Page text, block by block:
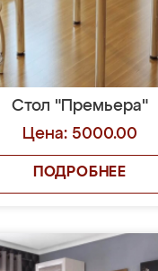
Стол "Премьера"
Цена: 5000.00
ПОДРОБНЕЕ